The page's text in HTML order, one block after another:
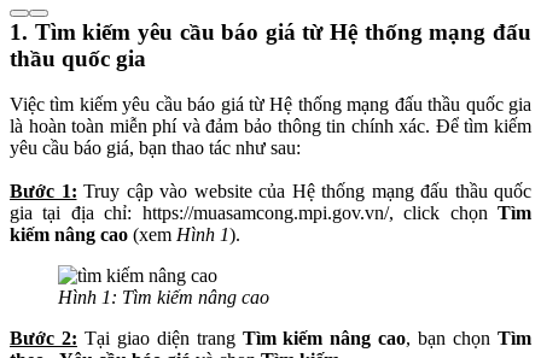
1. Tìm kiếm yêu cầu báo giá từ Hệ thống mạng đấu
thầu quốc gia
Việc tìm kiếm yêu cầu báo giá từ Hệ thống mạng đấu thầu quốc gia
là hoàn toàn miễn phí và đảm bảo thông tin chính xác. Để tìm kiếm
yêu cầu báo giá, bạn thao tác như sau:
Bước 1: Truy cập vào website của Hệ thống mạng đấu thầu quốc
gia tại địa chỉ: https://muasamcong.mpi.gov.vn/, click chọn Tìm
kiếm nâng cao (xem Hình 1).
Hình 1: Tìm kiếm nâng cao
Bước 2: Tại giao diện trang Tìm kiếm nâng cao, bạn chọnTìm